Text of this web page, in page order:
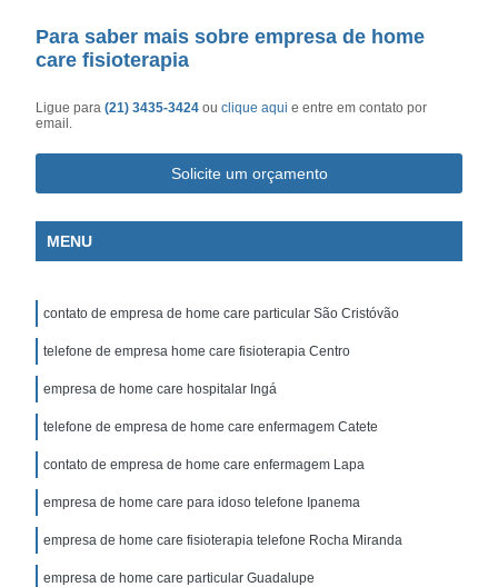
Para saber mais sobre empresa de home
care fisioterapia
Ligue para(21) 3435-3424ouclique aqui e entre em contato por
email.
Solicite um orçamento
MENU
contato de empresa de home care particular São Cristóvão
telefone de empresa home care fisioterapia Centro
empresa de home care hospitalar Ingá
telefone de empresa de home care enfermagem Catete
contato de empresa de home care enfermagem Lapa
empresa de home care para idoso telefone Ipanema
empresa de home care fisioterapia telefone Rocha Miranda
empresa de home care particular Guadalupe